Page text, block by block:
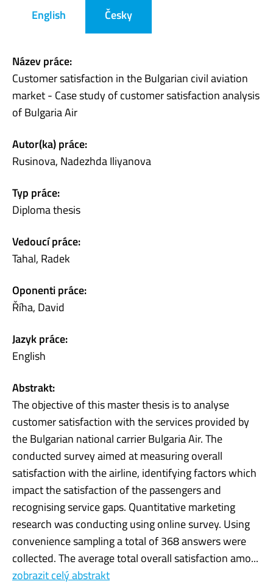
English Česky
Název práce:
Customer satisfaction in the Bulgarian civil aviation
market - Case study of customer satisfaction analysis
of Bulgaria Air
Autor(ka) práce:
Rusinova, Nadezhda Iliyanova
Typ práce:
Diploma thesis
Vedoucí práce:
Tahal, Radek
Oponenti práce:
Říha, David
Jazyk práce:
English
Abstrakt:
The objective of this master thesis is to analyse
customer satisfaction with the services provided by
the Bulgarian national carrier Bulgaria Air. The
conducted survey aimed at measuring overall
satisfaction with the airline, identifying factors which
impact the satisfaction of the passengers and
recognising service gaps. Quantitative marketing
research was conducting using online survey. Using
convenience sampling a total of 368 answers were
collected. The average total overall satisfaction amo...
zobrazit celý abstrakt